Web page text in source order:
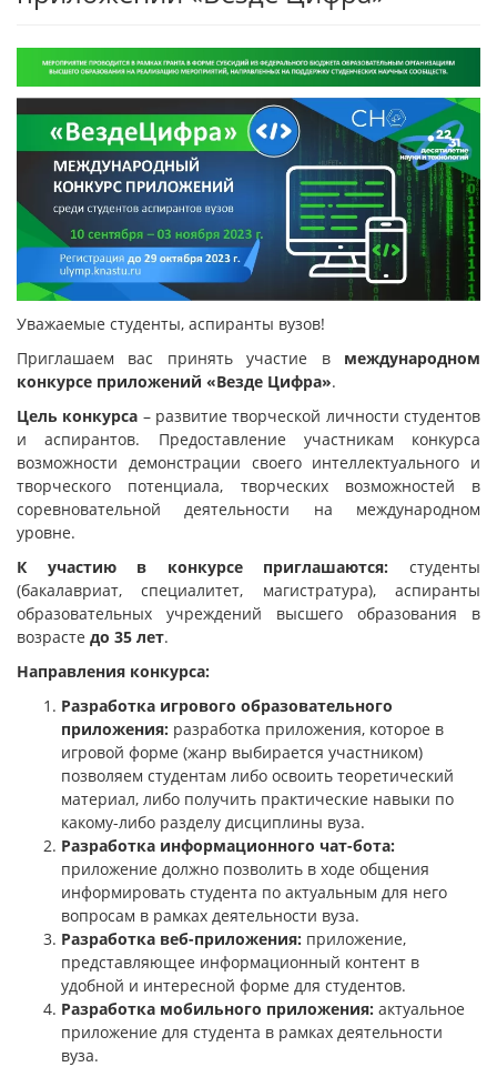
Уважаемые студенты, аспиранты вузов!
Приглашаем вас принять участие в международном
конкурсе приложений «Везде Цифра».
Цель конкурса – развитие творческой личности студентов
и аспирантов. Предоставление участникам конкурса
возможности демонстрации своего интеллектуального и
творческого потенциала, творческих возможностей в
соревновательной деятельности на международном
уровне.
К участию в конкурсе приглашаются: студенты
(бакалавриат, специалитет, магистратура), аспиранты
образовательных учреждений высшего образования в
возрасте до 35 лет.
Направления конкурса:
Разработка игрового образовательного
приложения: разработка приложения, которое в
игровой форме (жанр выбирается участником)
позволяем студентам либо освоить теоретический
материал, либо получить практические навыки по
какому-либо разделу дисциплины вуза.
Разработка информационного чат-бота:
приложение должно позволить в ходе общения
информировать студента по актуальным для него
вопросам в рамках деятельности вуза.
Разработка веб-приложения: приложение,
представляющее информационный контент в
удобной и интересной форме для студентов.
Разработка мобильного приложения: актуальное
приложение для студента в рамках деятельности
вуза.